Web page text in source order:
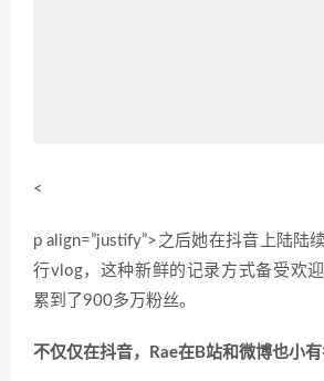
<
p align=”justify”>之后她在抖音上陆陆
行vlog，这种新鲜的记录方式备受欢
累到了900多万粉丝。
不仅仅在抖音，Rae在B站和微博也小有